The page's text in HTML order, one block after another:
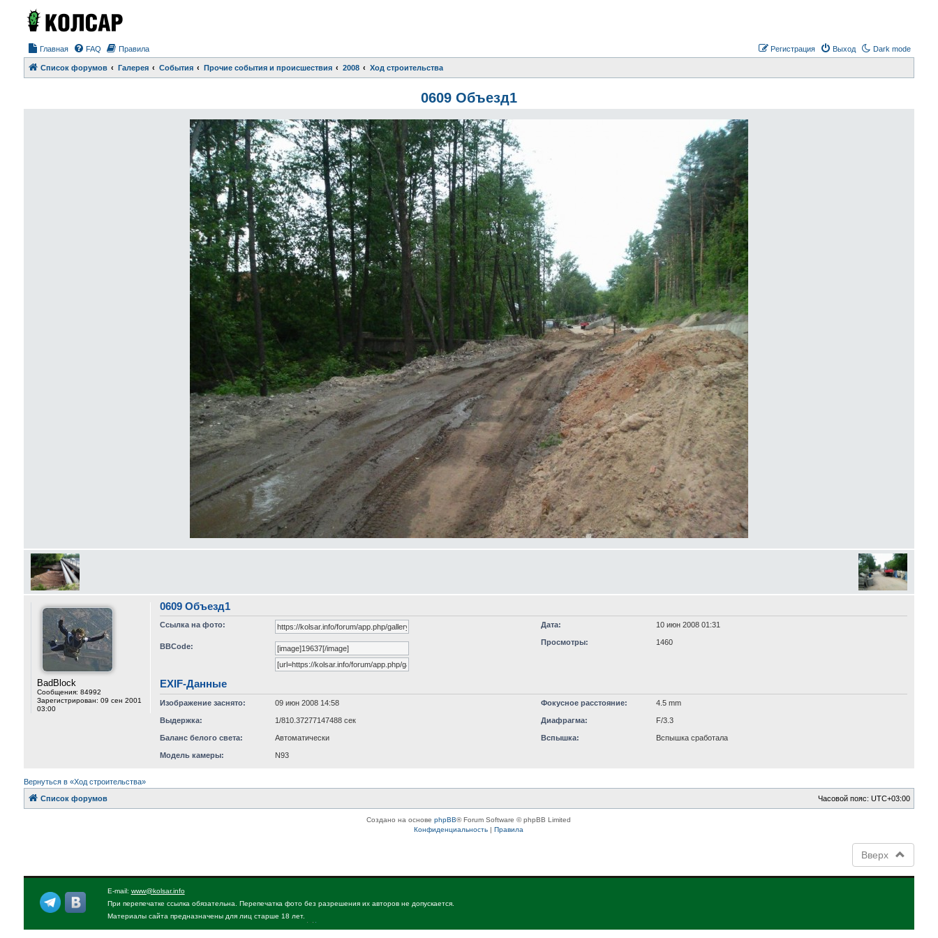
Главная Dark mode
FAQ Правила Выход
Регистрация
Список форумов Галерея События Прочие события и происшествия 2008 Ход строительства
0609 Объезд1
BadBlock
Сообщения: 84992
Зарегистрирован: 09 сен 2001
03:00
0609 Объезд1
Дата: 10 июн 2008 01:31
Ссылка на фото:
Просмотры: 1460
BBCode:
EXIF-Данные
Изображение заснято: 09 июн 2008 14:58 Фокусное расстояние: 4.5 mm
Выдержка: 1/810.37277147488 сек Диафрагма: F/3.3
Баланс белого света: Автоматически Вспышка: Вспышка сработала
Модель камеры: N93
Вернуться в «Ход строительства»
Список форумов
Часовой пояс:UTC+03:00
Создано на основеphpBB® Forum Software © phpBB Limited
Конфиденциальность |Правила
Вверх
E-mail: www@kolsar.info
При перепечатке ссылка обязательна. Перепечатка фото без разрешения их авторов не допускается.
Материалы сайта предназначены для лиц старше 18 лет.